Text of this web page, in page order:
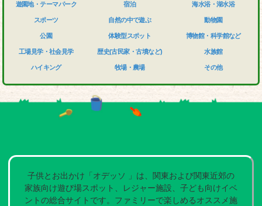
遊園地・テーマパーク
スポーツ
公園
工場見学・社会見学
ハイキング
宿泊
自然の中で遊ぶ
体験型スポット
歴史(古民家・古墳など)
牧場・農場
海水浴・湖水浴
動物園
博物館・科学館など
水族館
その他
子供とお出かけ「オデッソ 」は、関東および関東近郊の
家族向け遊び場スポット、レジャー施設、子ども向けイベ
ントの総合サイトです。ファミリーで楽しめるオススメ施